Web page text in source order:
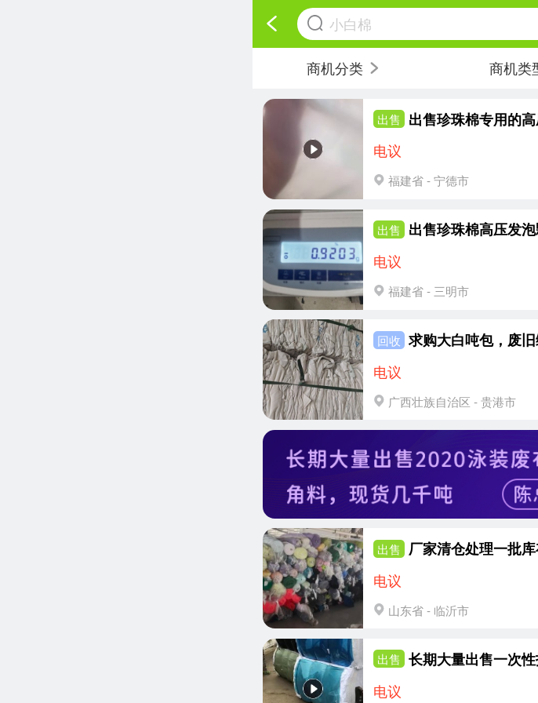
小白棉
商机分类 商机类
出售
电议
福建省 - 宁德市
出售 出售珍珠棉高压发
电议
福建省 - 三明市
回收
电议
广西壮族自治区 - 贵港市
出售
电议
山东省 - 临沂市
出售
电议